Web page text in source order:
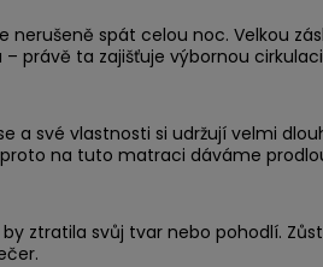
nerušeně spát celou noc. Velkou
právě ta zajišťuje výbornou
a své vlastnosti si udržují velmi
na tuto matraci dáváme
ztratila svůj tvar nebo pohodlí.